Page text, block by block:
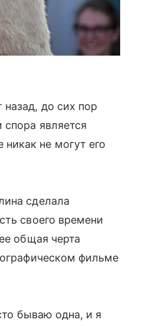
назад, до сих пор
является
не могут его
сделала
своего времени
общая черта
фильме
бываю одна, и я